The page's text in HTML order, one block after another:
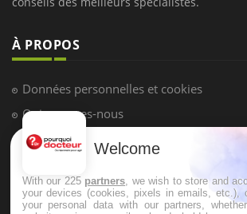
À PROPOS
Données personnelles et cookies
Qui sommes-nous
Conditions d'utilisation
Mentions Légales
Welcome
With our 225 partners , we wish to store and
your devices (cookies, pixels in emails, etc.),
your personal data with our partners,